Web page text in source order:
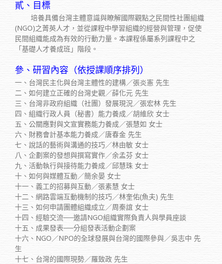
貳、目標
培養具備台灣主體意識與瞭解國際觀點之民間性社團組織
(NGO)之菁英人才，並從課程中學習組織的經營與管理，促使
民間組織能成為有效的行動力量。本課程係屬系列課程中之
「基礎人才養成班」階段。
參、研習內容（依授課順序排列）
一、台灣民主化與台灣主體性的建構／張炎憲 先生
二、如何建立正確的台灣史觀／薛化元 先生
三、台灣非政府組織（社團）發展現況／張宏林 先生
四、組織行政人員（秘書）能力養成／胡維欣 女士
五、公關應對與文宣實務能力養成／張慧如 女士
六、財務會計基本能力養成／唐春金 先生
七、說話的藝術與溝通的技巧／林由敏 女士
八、企劃案的發想與撰寫實作／余孟芬 女士
九、活動執行與接待能力養成／邱慧珠 女士
十、如何與媒體互動／簡余晏 女士
十一、義工的招募與互動／張素慧 女士
十二、網路雲端互動機制的技巧／林奎佑(魚夫) 先生
十三、如何申請團體組織成立／周秦誼 女士
十四、經驗交流──邀請NGO組織實際負責人與學員座談
十五、成果發表──分組發表活動企劃案
十六、NGO／NPO的全球發展與台灣的國際參與／吳志中 先
生
十七、台灣的國際現勢／羅致政 先生